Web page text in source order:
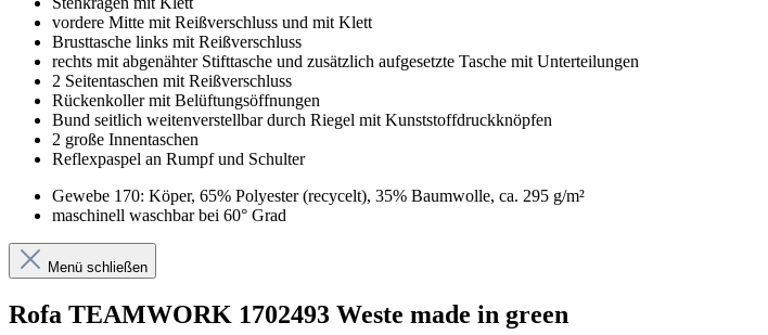
vordere Mitte mit Reißverschluss und mit Klett
Brusttasche links mit Reißverschluss
rechts mit abgenähter Stifttasche und zusätzlich aufgesetzte Tasche mit Unterteilungen
2 Seitentaschen mit Reißverschluss
Rückenkoller mit Belüftungsöffnungen
Bund seitlich weitenverstellbar durch Riegel mit Kunststoffdruckknöpfen
2 große Innentaschen
Reflexpaspel an Rumpf und Schulter
Gewebe 170: Köper, 65% Polyester (recycelt), 35% Baumwolle, ca. 295 g/m²
maschinell waschbar bei 60° Grad
Menü schließen
Rofa TEAMWORK 1702493 Weste made in green